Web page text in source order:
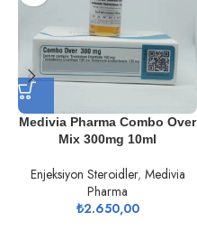
Medivia Pharma Combo Over
Mix 300mg 10ml
Enjeksiyon Steroidler, Medivia
Pharma
₺2.650,00